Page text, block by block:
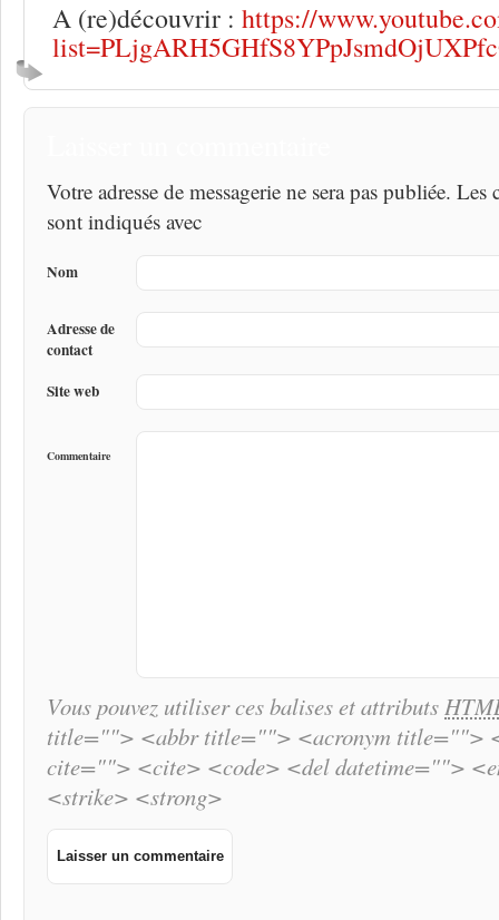
A (re)découvrir : https://
Votre adresse de messagerie ne sera pas publiée.
sont indiqués avec
Nom
Adresse de
contact
Site web
Commentaire
Vous pouvez utiliser ces balises et attributs
title=""> <abbr title=""> <acronym title="">
cite=""> <cite> <code> <del datetime="">
<strike> <strong>